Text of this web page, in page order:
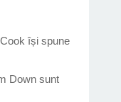
își spune
Down sunt